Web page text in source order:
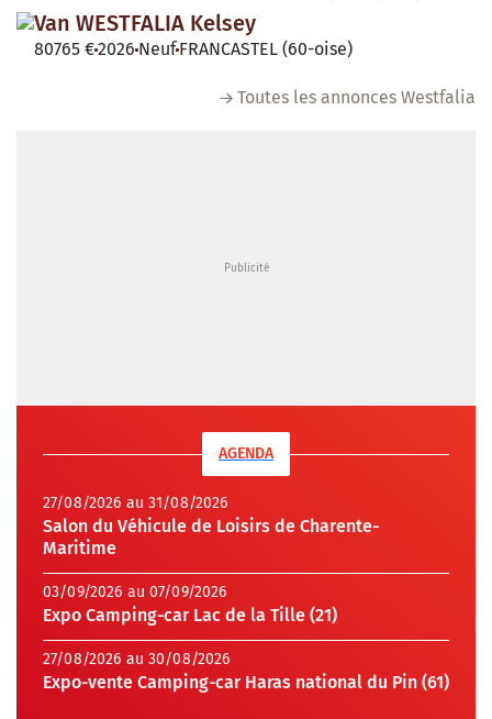
Van WESTFALIA Kelsey
80765 €2026 Neuf FRANCASTEL (60-oise)
Toutes les annonces Westfalia
AGENDA
27/08/2026 au 31/08/2026
Salon du Véhicule de Loisirs de Charente-
Maritime
03/09/2026 au 07/09/2026
Expo Camping-car Lac de la Tille (21)
27/08/2026 au 30/08/2026
Expo-vente Camping-car Haras national du Pin (61)